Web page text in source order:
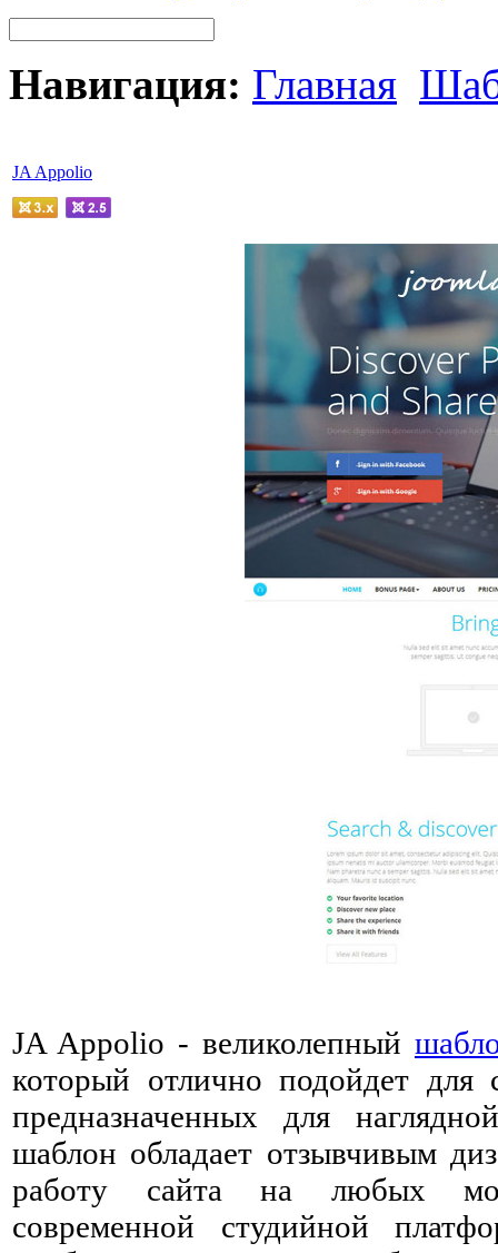
Навигация: Главная
JA Appolio
JA Appolio - великолепный
который отлично подойдет для
предназначенных для
шаблон обладает отзывчивым
работу сайта на любых
современной студийной